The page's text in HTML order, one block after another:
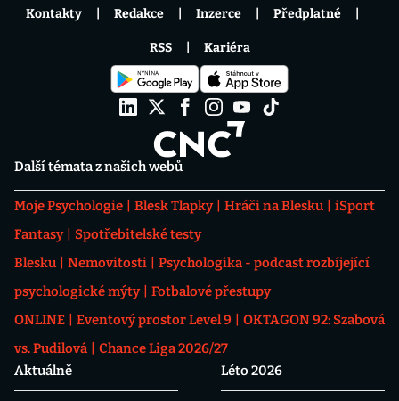
Další témata z našich webů
Moje Psychologie Blesk Tlapky Hráči na Blesku
iSport
Fantasy
Spotřebitelské testy
Blesku
Nemovitosti
Psychologika - podcast rozbíjející
psychologické mýty
Fotbalové přestupy
ONLINE
Eventový prostor Level 9
OKTAGON 92: Szabová
vs. Pudilová
Chance Liga 2026/27
Aktuálně
Léto 2026
Kontakty Redakce Inzerce Předplatné
RSS Kariéra